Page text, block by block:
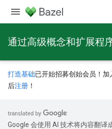
通过高级概念和扩展程
打造基础已开始招募创始会员！加
后注册 ！
Google 会使用 AI 技术将内容翻译